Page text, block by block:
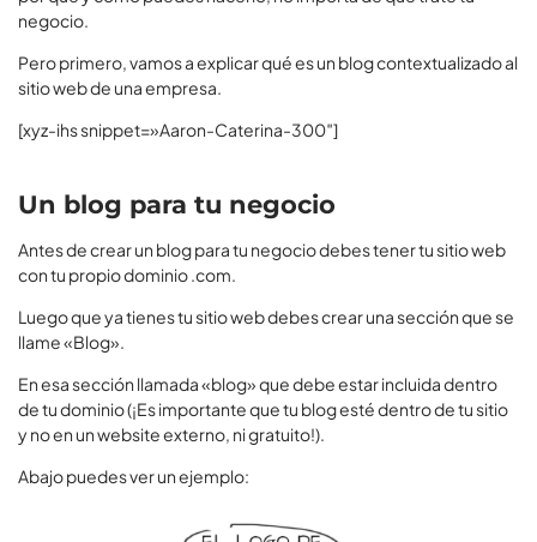
negocio.
Pero primero, vamos a explicar qué es un blog contextualizado al
sitio web de una empresa.
[xyz-ihs snippet=»Aaron-Caterina-300″]
Un blog para tu negocio
Antes de crear un blog para tu negocio debes tener tu sitio web
con tu propio dominio .com.
Luego que ya tienes tu sitio web debes crear una sección que se
llame «Blog».
En esa sección llamada «blog» que debe estar incluida dentro
de tu dominio (¡Es importante que tu blog esté dentro de tu sitio
y no en un website externo, ni gratuito!).
Abajo puedes ver un ejemplo: